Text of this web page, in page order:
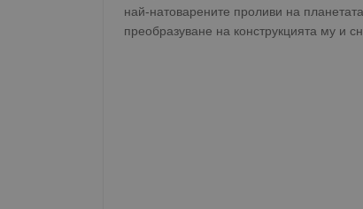
най-натоварените проливи на
преобразуване на конструкцията му и